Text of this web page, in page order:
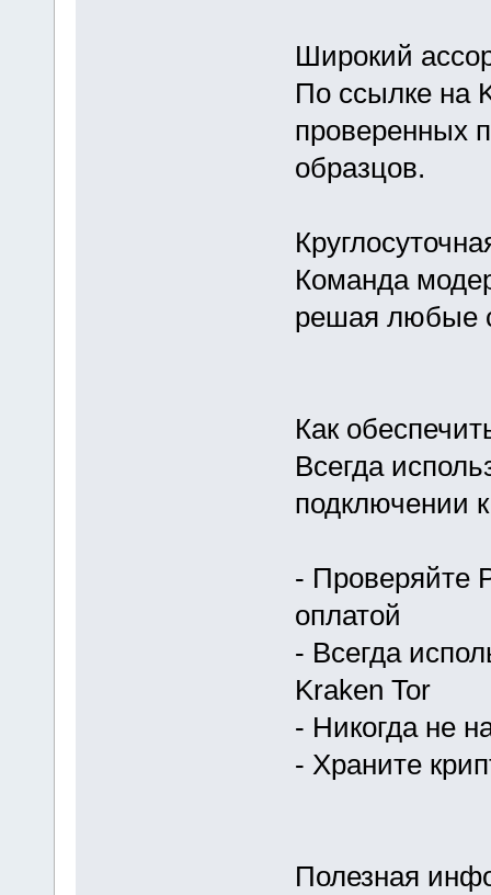
Широкий
По ссылке на
проверенных
образцов.
Команда
решая любые
Как
Всегда
подключении
- Проверяйте
оплатой
- Всегда
Kraken Tor
- Никогда не
- Храните
Полезная